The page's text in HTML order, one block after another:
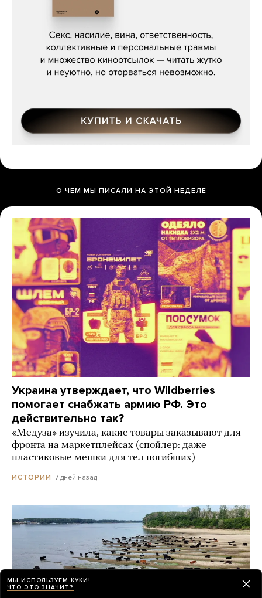
Сергей Кузнецов, «Мясорубка
О ЧЕМ МЫ ПИСАЛИ НА ЭТОЙ НЕДЕЛЕ
Украина утверждает, что Wildberries
помогает снабжать армию РФ. Это
действительно так?
«Медуза» изучила, какие товары заказывают для
фронта на маркетплейсах (спойлер: даже
пластиковые мешки для тел погибших)
ИСТОРИИ 7 дней назад
МЫ ИСПОЛЬЗУЕМ КУКИ!
ЧТО ЭТО ЗНАЧИТ?